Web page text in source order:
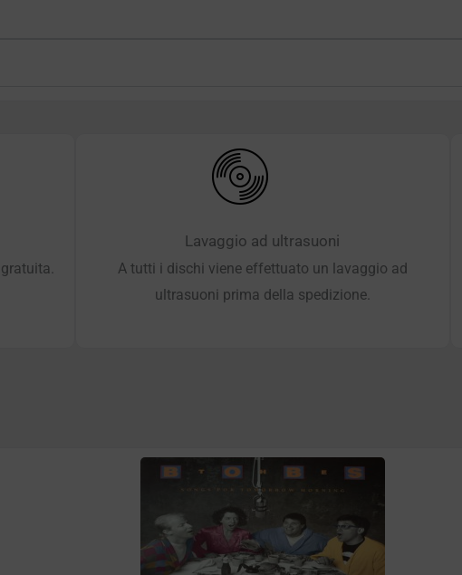
Lavaggio ad ultrasuoni
A tutti i dischi viene effettuato un lavaggio ad
ultrasuoni prima della spedizione.